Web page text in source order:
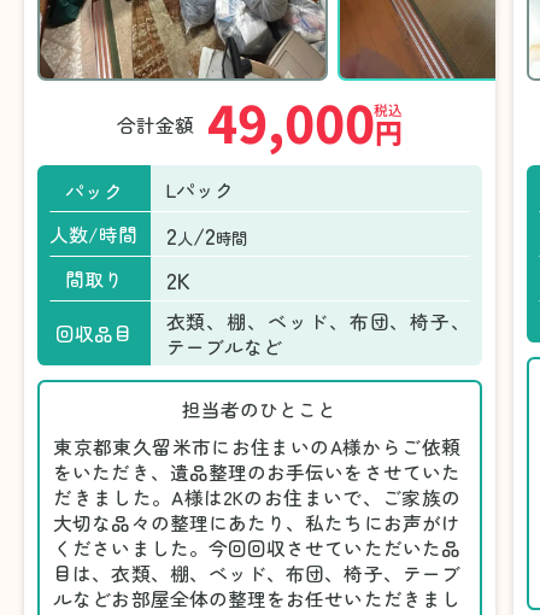
合計金額 49,000円
税込
パック
Lパック
人数/時間
2人/2時間
間取り 2K
回収品目
衣類、棚、ベッド、布団、椅子、
テーブルなど
担当者のひとこと
東京都東久留米市にお住まいのA様からご依頼
をいただき、遺品整理のお手伝いをさせていた
だきました。A様は2Kのお住まいで、ご家族の
大切な品々の整理にあたり、私たちにお声がけ
くださいました。今回回収させていただいた品
目は、衣類、棚、ベッド、布団、椅子、テーブ
ルなどお部屋全体の整理をお任せいただきまし